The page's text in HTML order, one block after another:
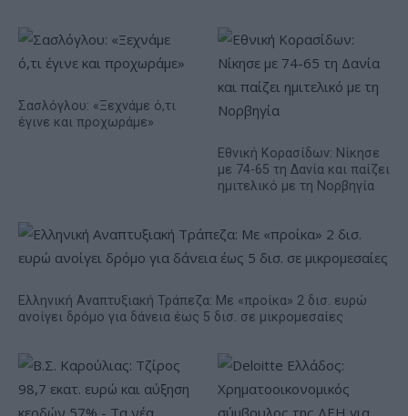
Σασλόγλου: «Ξεχνάμε ό,τι
έγινε και προχωράμε»
Εθνική Κορασίδων: Νίκησε
με 74-65 τη Δανία και παίζει
ημιτελικό με τη Νορβηγία
Ελληνική Αναπτυξιακή Τράπεζα: Με «προίκα» 2 δισ. ευρώ
ανοίγει δρόμο για δάνεια έως 5 δισ. σε μικρομεσαίες